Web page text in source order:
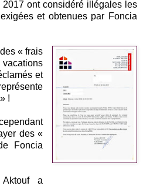
2017 ont considéré illégales les
et obtenues par Foncia
« frais
et
!
des «
Foncia
Aktouf a